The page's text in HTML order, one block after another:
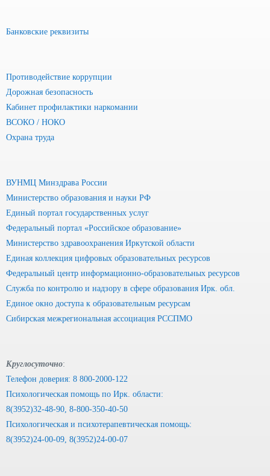
Банковские реквизиты
Противодействие коррупции
Дорожная безопасность
Кабинет профилактики наркомании
ВСОКО / НОКО
Охрана труда
ВУНМЦ Минздрава России
Министерство образования и науки РФ
Единый портал государственных услуг
Федеральный портал «Российское образование»
Министерство здравоохранения Иркутской области
Единая коллекция цифровых образовательных ресурсов
Федеральный центр информационно-образовательных ресурсов
Служба по контролю и надзору в сфере образования Ирк. обл.
Единое окно доступа к образовательным ресурсам
Сибирская межрегиональная ассоциация РССПМО
Круглосуточно:
Телефон доверия: 8 800-2000-122
Психологическая помощь по Ирк. области:
8(3952)32-48-90, 8-800-350-40-50
Психологическая и психотерапевтическая помощь:
8(3952)24-00-09, 8(3952)24-00-07